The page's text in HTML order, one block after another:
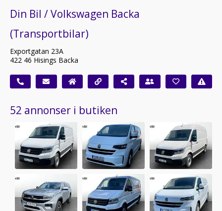
Din Bil / Volkswagen Backa
(Transportbilar)
Exportgatan 23A
422 46 Hisings Backa
52 annonser i butiken